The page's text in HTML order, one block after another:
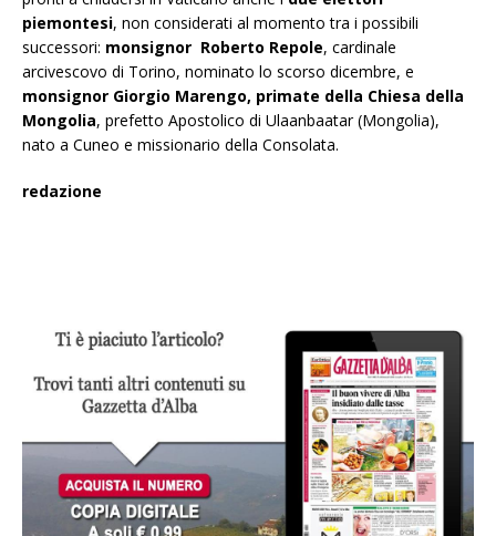
piemontesi, non considerati al momento tra i possibili
successori: monsignor Roberto Repole, cardinale
arcivescovo di Torino, nominato lo scorso dicembre, e
monsignor Giorgio Marengo, primate della Chiesa della
Mongolia, prefetto Apostolico di Ulaanbaatar (Mongolia),
nato a Cuneo e missionario della Consolata.
redazione